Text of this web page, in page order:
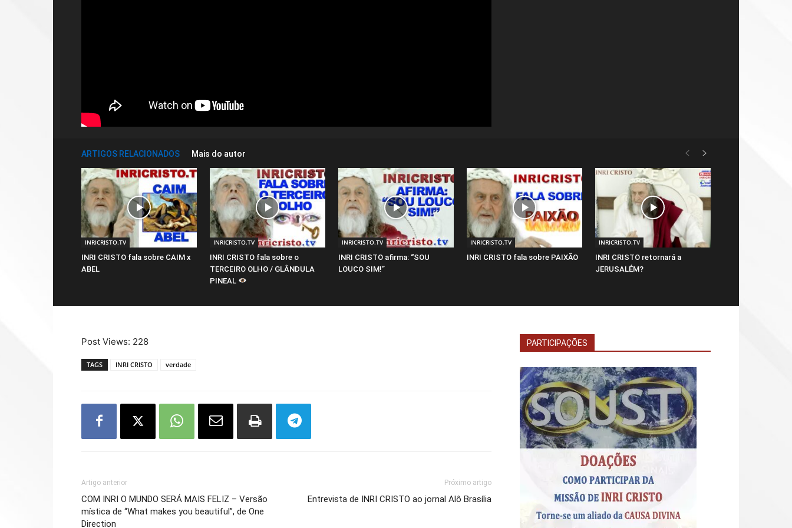
ARTIGOS RELACIONADOS Mais do autor
INRICRISTO.TV
INRI CRISTO fala sobre CAIM x
ABEL
INRICRISTO.TV
INRI CRISTO fala sobre o
TERCEIRO OLHO / GLÂNDULA
PINEAL
INRICRISTO.TV
INRI CRISTO afirma: “SOU
LOUCO SIM!”
INRICRISTO.TV
INRI CRISTO fala sobre PAIXÃO
INRICRISTO.TV
INRI CRISTO retornará a
JERUSALÉM?
Post Views: 228
TAGS INRI CRISTO verdade
Artigo anterior
COM INRI O MUNDO SERÁ MAIS FELIZ – Versão
mística de “What makes you beautiful”, de One
Direction
Próximo artigo
Entrevista de INRI CRISTO ao jornal Alô Brasília
PARTICIPAÇÕES